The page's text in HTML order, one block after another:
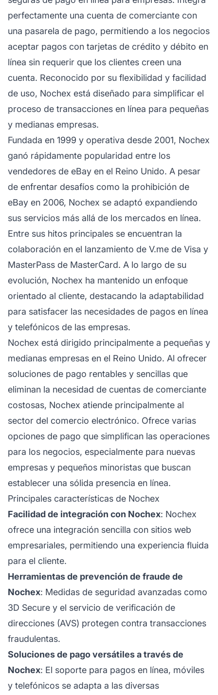
perfectamente una cuenta de comerciante con
una pasarela de pago, permitiendo a los negocios
aceptar pagos con tarjetas de crédito y débito en
línea sin requerir que los clientes creen una
cuenta. Reconocido por su flexibilidad y facilidad
de uso, Nochex está diseñado para simplificar el
proceso de transacciones en línea para pequeñas
y medianas empresas.
Fundada en 1999 y operativa desde 2001, Nochex
ganó rápidamente popularidad entre los
vendedores de eBay en el Reino Unido. A pesar
de enfrentar desafíos como la prohibición de
eBay en 2006, Nochex se adaptó expandiendo
sus servicios más allá de los mercados en línea.
Entre sus hitos principales se encuentran la
colaboración en el lanzamiento de V.me de Visa y
MasterPass de MasterCard. A lo largo de su
evolución, Nochex ha mantenido un enfoque
orientado al cliente, destacando la adaptabilidad
para satisfacer las necesidades de pagos en línea
y telefónicos de las empresas.
Nochex está dirigido principalmente a pequeñas y
medianas empresas en el Reino Unido. Al ofrecer
soluciones de pago rentables y sencillas que
eliminan la necesidad de cuentas de comerciante
costosas, Nochex atiende principalmente al
sector del comercio electrónico. Ofrece varias
opciones de pago que simplifican las operaciones
para los negocios, especialmente para nuevas
empresas y pequeños minoristas que buscan
establecer una sólida presencia en línea.
Principales características de Nochex
Facilidad de integración con Nochex: Nochex
ofrece una integración sencilla con sitios web
empresariales, permitiendo una experiencia fluida
para el cliente.
Herramientas de prevención de fraude de
Nochex: Medidas de seguridad avanzadas como
3D Secure y el servicio de verificación de
direcciones (AVS) protegen contra transacciones
fraudulentas.
Soluciones de pago versátiles a través de
Nochex: El soporte para pagos en línea, móviles
y telefónicos se adapta a las diversas